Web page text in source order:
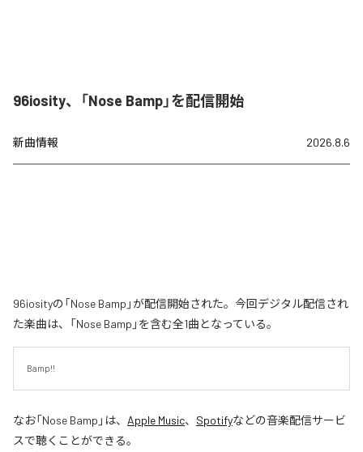
96iosity、「Nose Bamp」を配信開始
新曲情報 2026.8.6
96iosityの「Nose Bamp」が配信開始された。今回デジタル配信され
た楽曲は、「Nose Bamp」を含む全1曲となっている。
Bamp!!
なお「Nose Bamp 」は、 Apple Music、 Spotifyなどの音楽配信サービ
スで聴くことができる。